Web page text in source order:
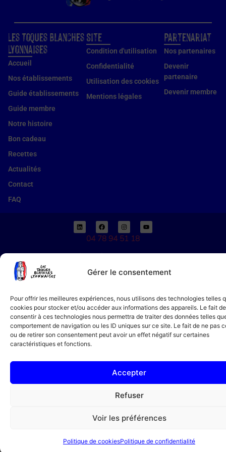
Gérer le consentement
Pour offrir les meilleures expériences, nous utilisons des technologies telles
cookies pour stocker et/ou accéder aux informations des appareils. Le fait de
consentir à ces technologies nous permettra de traiter des données telles
comportement de navigation ou les ID uniques sur ce site. Le fait de ne pas
ou de retirer son consentement peut avoir un effet négatif sur certaines
caractéristiques et fonctions.
Accepter
Refuser
Voir les préférences
Politique de cookiesPolitique de confidentialité
Partenariat
Nos partenaires
Devenir
partenaire
Devenir membre
Les Toques Blanches
Lyonnaises
Accueil
Nos établissements
Guide établissements
Guide membre
Notre histoire
Bon cadeau
Recettes
Actualités
Contact
FAQ
Site
Condition d'utilisation
Confidentialité
Utilisation des cookies
Mentions légales
04 78 94 51 18
11 av. de Grande Bretagne, 69006 Lyon
Copyright 2026 © Tous droits réservés. Créé parAgence AE